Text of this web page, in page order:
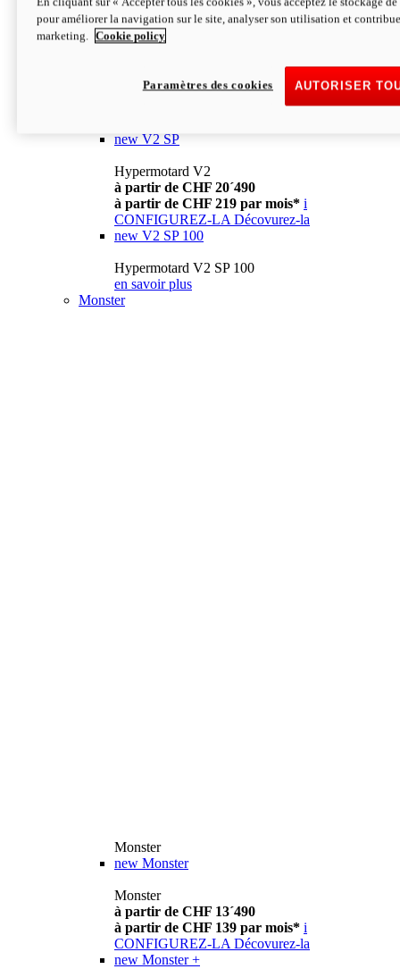
à partir de CHF 13´990 i
CONFIGUREZ-LA Décovurez-la
newV2
à partir de CHF 15´990
à partir de CHF 169 par mois* i
new V2 SP
Hypermotard V2
à partir de CHF 20´490
à partir de CHF 219 par mois* i
CONFIGUREZ-LA Décovurez-la
new V2 SP 100
Hypermotard V2 SP 100
en savoir plus
Monster
Monster
new Monster
Monster
à partir de CHF 13´490
à partir de CHF 139 par mois* i
CONFIGUREZ-LA Décovurez-la
new Monster +
pour améliorer la navigation sur le site, analyser son utilisation et
marketing.
Cookie policy
AUTORISER
Paramètres des cookies